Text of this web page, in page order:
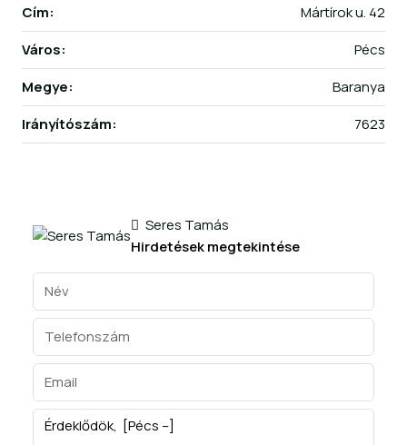
Cím:
Mártírok u. 42
Város:
Pécs
Megye:
Baranya
Irányítószám:
7623
Seres Tamás
Hirdetések megtekintése